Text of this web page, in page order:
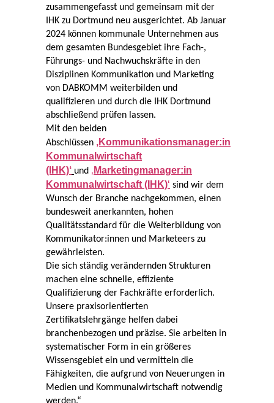
zusammengefasst und gemeinsam mit der
IHK zu Dortmund neu ausgerichtet. Ab Januar
2024 können kommunale Unternehmen aus
dem gesamten Bundesgebiet ihre Fach-,
Führungs- und Nachwuchskräfte in den
Disziplinen Kommunikation und Marketing
von DABKOMM weiterbilden und
qualifizieren und durch die IHK Dortmund
abschließend prüfen lassen.
Mit den beiden
Abschlüssen ‚Kommunikationsmanager:in
Kommunalwirtschaft
(IHK)‘ und ‚ Marketingmanager:in
Kommunalwirtschaft (IHK)‘ sind wir dem
Wunsch der Branche nachgekommen, einen
bundesweit anerkannten, hohen
Qualitätsstandard für die Weiterbildung von
Kommunikator:innen und Marketeers zu
gewährleisten.
Die sich ständig verändernden Strukturen
machen eine schnelle, effiziente
Qualifizierung der Fachkräfte erforderlich.
Unsere praxisorientierten
Zertifikatslehrgänge helfen dabei
branchenbezogen und präzise. Sie arbeiten in
systematischer Form in ein größeres
Wissensgebiet ein und vermitteln die
Fähigkeiten, die aufgrund von Neuerungen in
Medien und Kommunalwirtschaft notwendig
werden.“